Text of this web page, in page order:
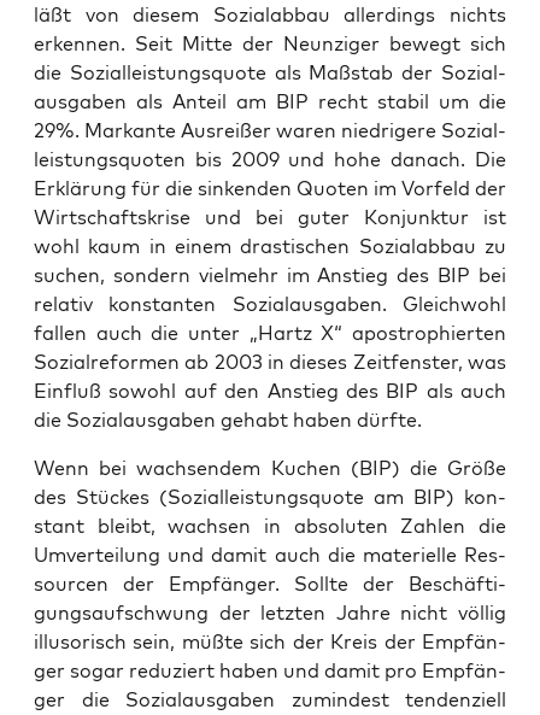
läßt von die­sem Sozi­al­ab­bau aller­dings nichts
erken­nen. Seit Mit­te der Neun­zi­ger bewegt sich
die Sozi­al­leis­tungs­quo­te als Maß­stab der Sozi­al­
aus­ga­ben als Anteil am BIP recht sta­bil um die
29%. Mar­kan­te Aus­rei­ßer waren nied­ri­ge­re Sozi­al­
leis­tungs­quo­ten bis 2009 und hohe danach. Die
Erklä­rung für die sin­ken­den Quo­ten im Vor­feld der
Wirt­schafts­kri­se und bei guter Kon­junk­tur ist
wohl kaum in einem dras­ti­schen Sozi­al­ab­bau zu
suchen, son­dern viel­mehr im Anstieg des BIP bei
rela­tiv kon­stan­ten Sozi­al­aus­ga­ben. Gleich­wohl
fal­len auch die unter „Hartz X“ apo­stro­phier­ten
Sozi­al­re­for­men ab 2003 in die­ses Zeit­fens­ter, was
Ein­fluß sowohl auf den Anstieg des BIP als auch
die Sozi­al­aus­ga­ben gehabt haben dürfte.
Wenn bei wach­sen­dem Kuchen (BIP) die Grö­ße
des Stü­ckes (Sozi­al­leis­tungs­quo­te am BIP) kon­
stant bleibt, wach­sen in abso­lu­ten Zah­len die
Umver­tei­lung und damit auch die mate­ri­el­le Res­
sour­cen der Emp­fän­ger. Soll­te der Beschäf­ti­
gungs­auf­schwung der letz­ten Jah­re nicht völ­lig
illu­so­risch sein, müß­te sich der Kreis der Emp­fän­
ger sogar redu­ziert haben und damit pro Emp­fän­
ger die Sozi­al­aus­ga­ben zumin­dest ten­den­zi­ell